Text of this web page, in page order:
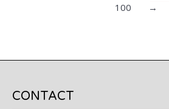
100
→
CONTACT